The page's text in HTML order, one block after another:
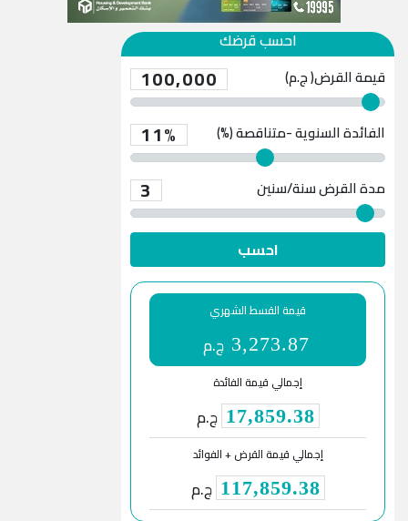
احسب قرضك
قيمة القرض( ج.م) 100,000
الفائدة السنوية -متناقصة (%) 11%
مدة القرض 3 سنة/سنين
احسب
قيمة القسط الشهري
3,273.87 ج.م
إجمالي قيمة الفائدة
17,859.38 ج.م
إجمالي قيمة القرض + الفوائد
117,859.38 ج.م